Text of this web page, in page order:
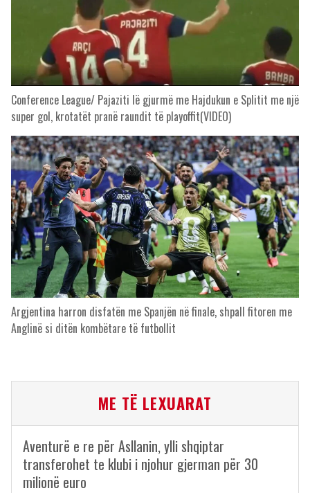
Conference League/ Pajaziti lë gjurmë me Hajdukun e Splitit me një
super gol, krotatët pranë raundit të playoffit(VIDEO)
Argjentina harron disfatën me Spanjën në finale, shpall fitoren me
Anglinë si ditën kombëtare të futbollit
ME TË LEXUARAT
Aventurë e re për Asllanin, ylli shqiptar
transferohet te klubi i njohur gjerman për 30
milionë euro